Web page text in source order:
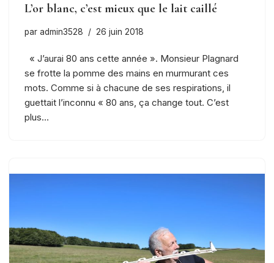
L’or blanc, c’est mieux que le lait caillé
par admin3528 26 juin 2018
« J’aurai 80 ans cette année ». Monsieur Plagnard
se frotte la pomme des mains en murmurant ces
mots. Comme si à chacune de ses respirations, il
guettait l’inconnu « 80 ans, ça change tout. C’est
plus…